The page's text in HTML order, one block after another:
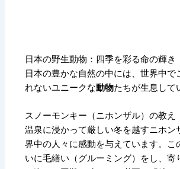
日本の野生動物：四季を彩る命の輝き
日本の豊かな自然の中には、世界中で
れないユニークな動物たちが生息して
スノーモンキー（ニホンザル）の教え
温泉に浸かって厳しい冬を越すニホン
界中の人々に感動を与えています。こ
いに毛繕い（グルーミング）をし、寄